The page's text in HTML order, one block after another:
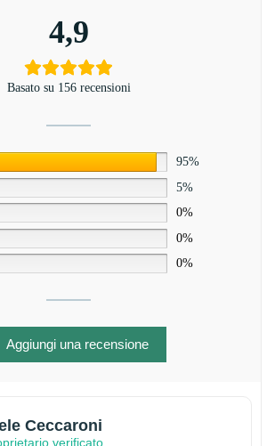
4,9
Basato su 156 recensioni
95%
5%
0%
0%
0%
Aggiungi una recensione
Ceccaroni
verificato